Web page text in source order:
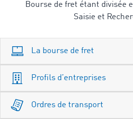
Bourse de fret étant divisée
Saisie et
La bourse de fret
Profils d’entreprises
Ordres de transport